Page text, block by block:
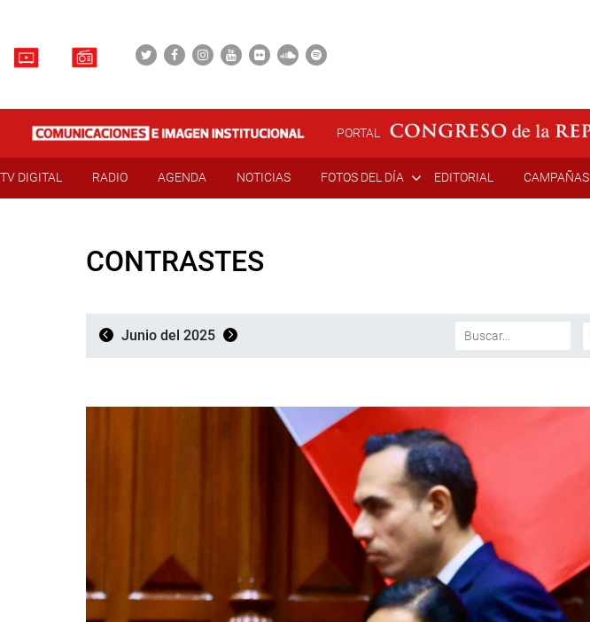
PORTAL
TV DIGITAL RADIO AGENDA NOTICIAS FOTOS DEL DÍA EDITORIAL CAMPAÑAS
CONTRASTES
Junio del 2025